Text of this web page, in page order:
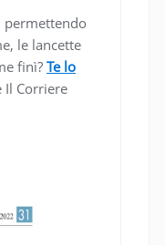
permettendo
le lancette
finì? Te lo
Il Corriere